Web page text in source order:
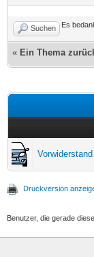
Suchen Es
« Ein Thema
Druckversion
Benutzer, die gerade